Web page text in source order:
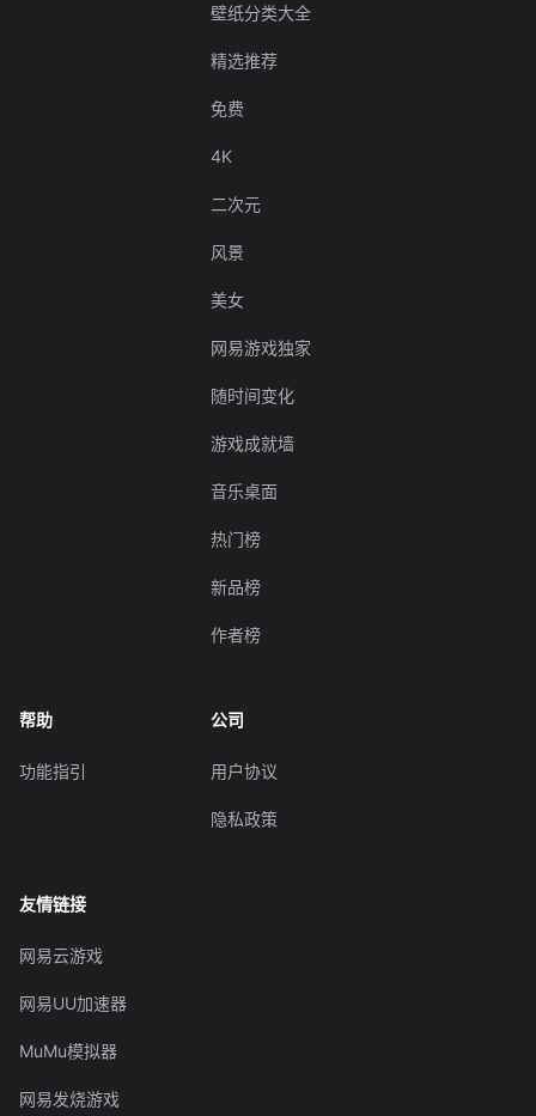
壁纸分类大全
精选推荐
免费
4K
二次元
风景
美女
网易游戏独家
随时间变化
游戏成就墙
音乐桌面
热门榜
新品榜
作者榜
帮助
功能指引
公司
用户协议
隐私政策
友情链接
网易云游戏
网易UU加速器
MuMu模拟器
网易发烧游戏